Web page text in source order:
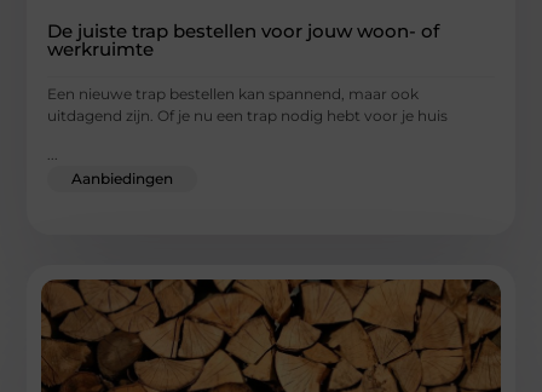
De juiste trap bestellen voor jouw woon- of
werkruimte
Een nieuwe trap bestellen kan spannend, maar ook
uitdagend zijn. Of je nu een trap nodig hebt voor je huis
...
Aanbiedingen